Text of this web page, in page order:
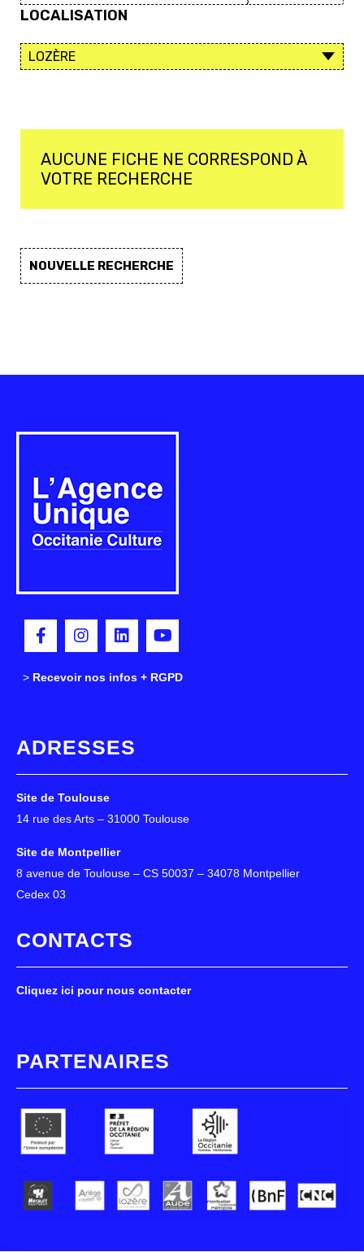
LOCALISATION
AUCUNE FICHE NE CORRESPOND À
VOTRE RECHERCHE
NOUVELLE RECHERCHE
> Recevoir nos infos + RGPD
ADRESSES
Site de Toulouse
14 rue des Arts – 31000 Toulouse
Site de Montpellier
8 avenue de Toulouse – CS 50037 – 34078 Montpellier
Cedex 03
CONTACTS
Cliquez ici pour nous contacter
PARTENAIRES